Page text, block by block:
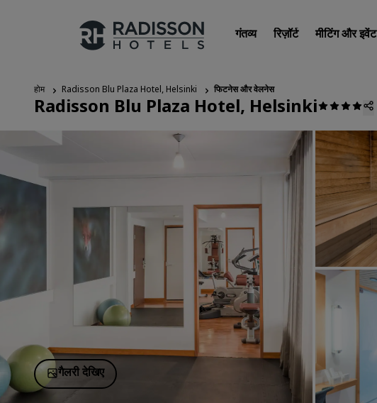
गंतव्य रिज़ॉर्ट मीटिंग और इवेंट
हमारे ब्रांड
चीन में संबद्ध ब्रांड
होम Radisson Blu Plaza Hotel, Helsinki फिटनेस और वेलनेस
Radisson Blu Plaza Hotel, Helsinki
गैलरी देखिए